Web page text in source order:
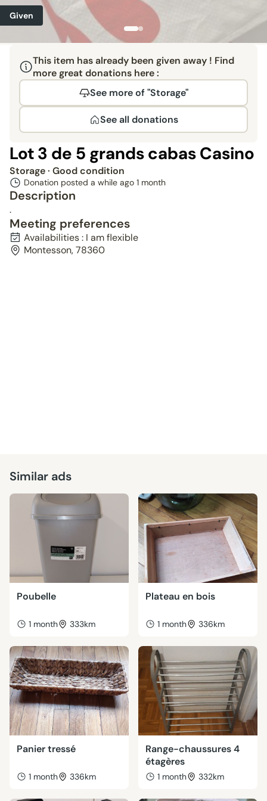
Given
This item has already been given away ! Find
more great donations here :
See more of "Storage"
See all donations
Lot 3 de 5 grands cabas Casino
Storage· Good condition
Donation posted a while ago 1 month
Description
.
Meeting preferences
Availabilities : I am flexible
Montesson, 78360
Similar ads
Poubelle
1 month 333km
Plateau en bois
1 month 336km
Panier tressé
1 month 336km
Range-chaussures 4
étagères
1 month 332km